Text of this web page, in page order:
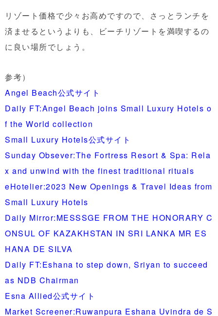
リゾート価格で少々お高めですので、さっとランチを
済ませるというよりも、ビーチリゾートを満喫するの
に良い場所でしょう。
参考）
Angel Beach公式サイト
Daily FT:Angel Beach joins Small Luxury Hotels o
f the World collection
Small Luxury Hotels公式サイト
Sunday Obsever:The Fortress Resort & Spa: Rela
x and unwind with the finest traditional rituals
eHotelier:2023 New Openings & Travel Ideas from
Small Luxury Hotels
Daily Mirror:MESSSGE FROM THE HONORARY C
ONSUL OF KAZAKHSTAN IN SRI LANKA MR ES
HANA DE SILVA
Daily FT:Eshana to step down, Sriyan to succeed
as NDB Chairman
Esna Allied公式サイト
Market Screener:Ruwanpura Eshana Uvindra de S